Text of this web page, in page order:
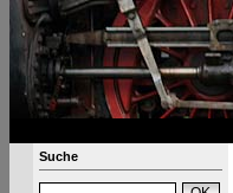
Suche